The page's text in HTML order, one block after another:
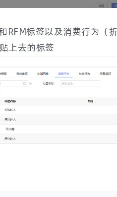
RFM标签以及消费行为（
上去的标签